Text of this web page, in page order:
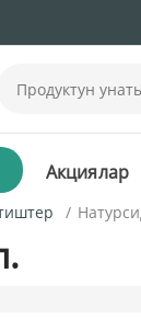
Акциялар